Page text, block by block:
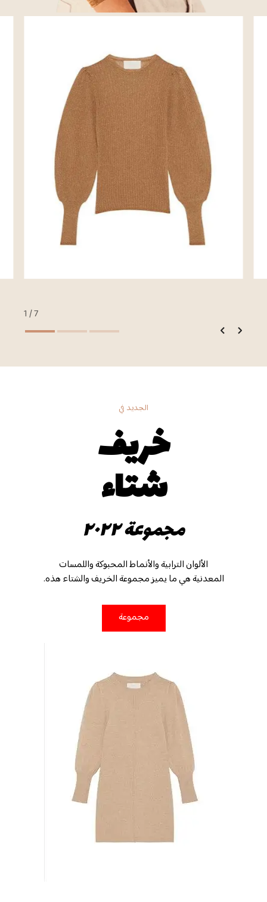
2/7
الجديد في
خريف
شتاء
مجموعة ٢٠٢٢
الألوان الترابية والأنماط المحبوكة واللمسات
المعدنية هي ما يميز مجموعة الخريف والشتاء هذه.
مجموعة